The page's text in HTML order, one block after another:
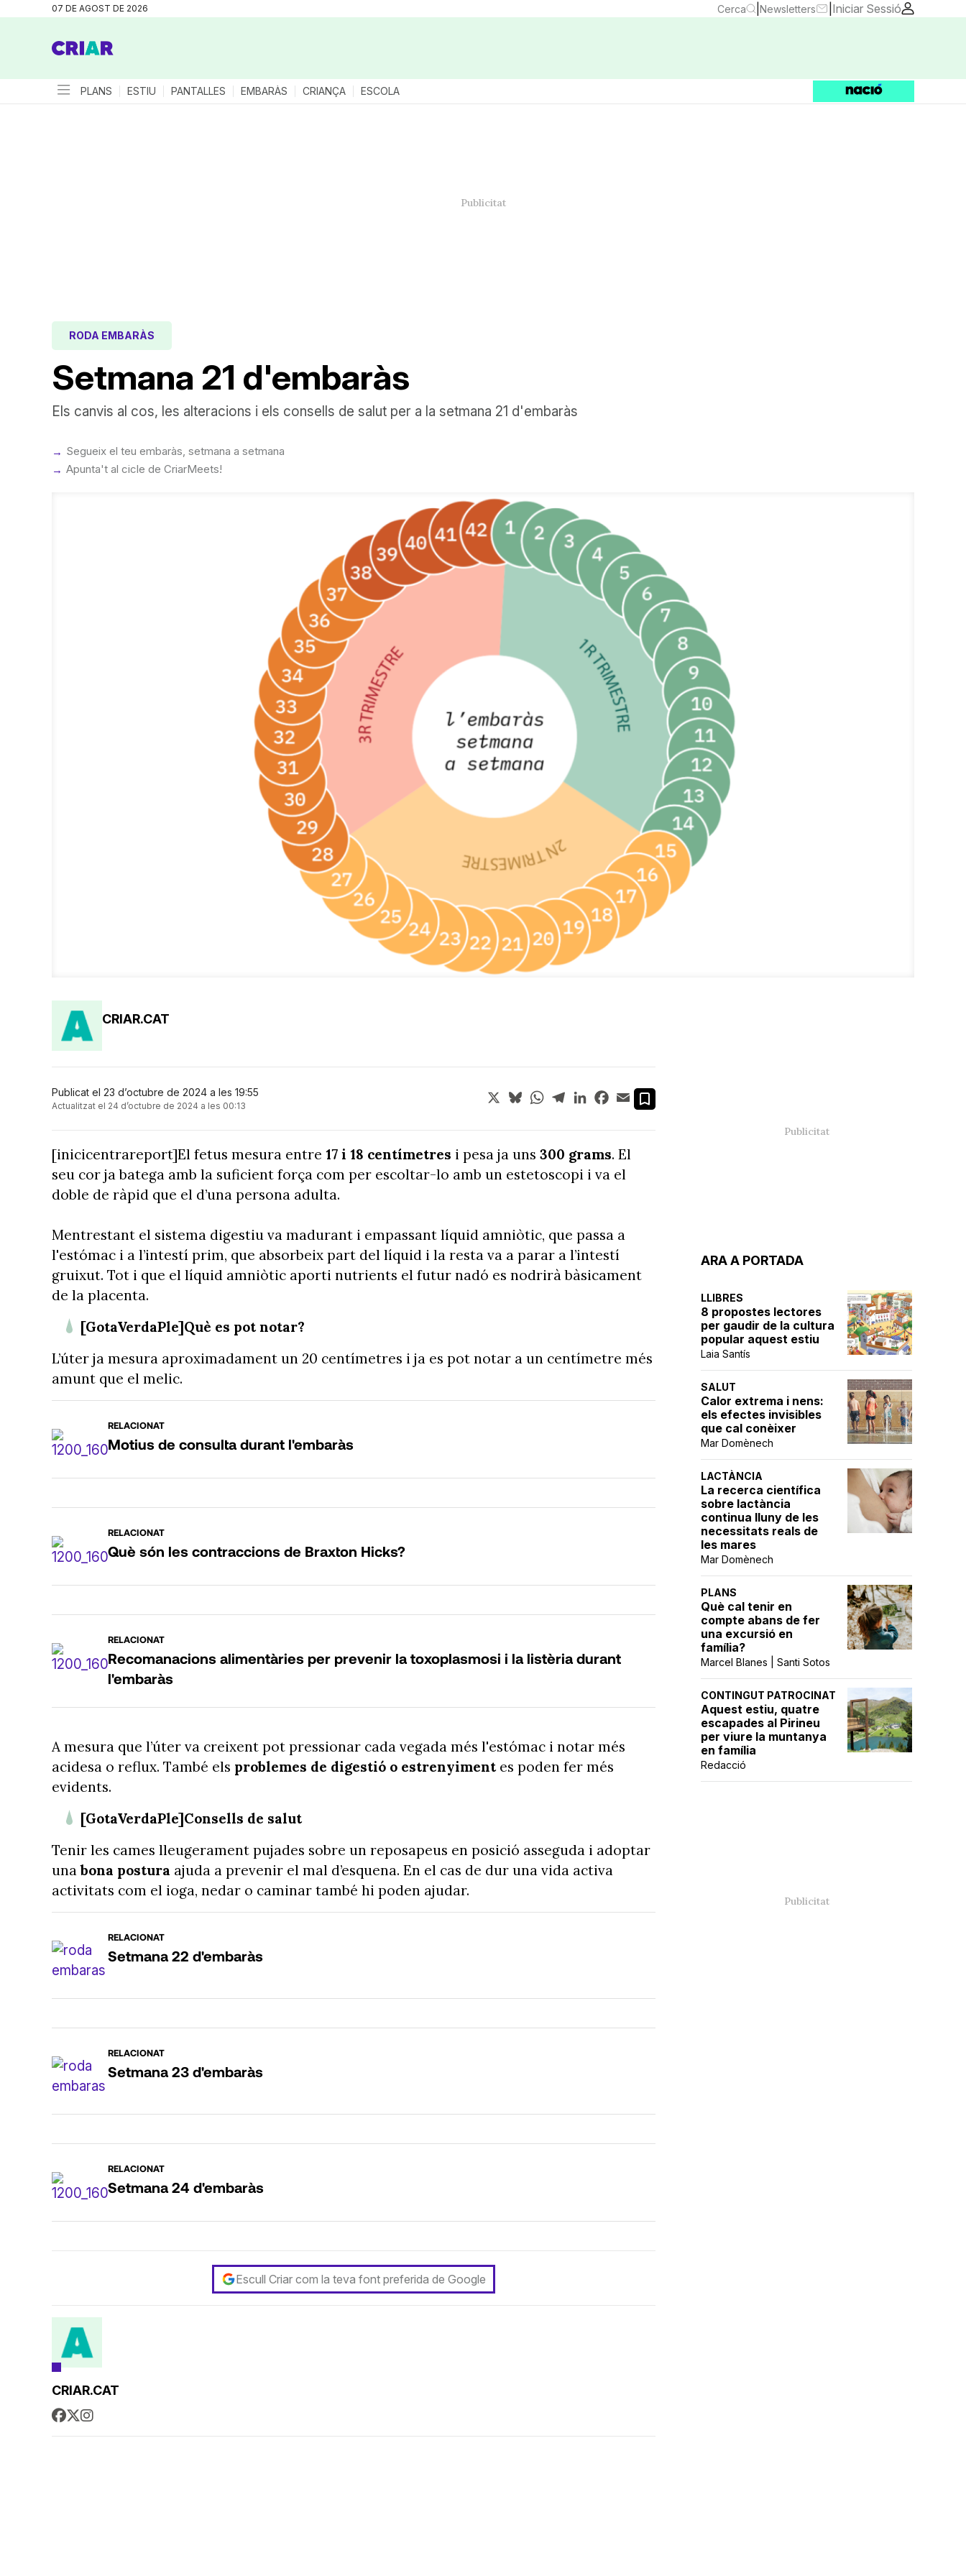
07 DE AGOST DE 2026 Cerca Newsletters Iniciar Sessió
PLANS ESTIU PANTALLES EMBARÀS CRIANÇA ESCOLA
Setmana 21 d'embaràs
RODA EMBARÀS
Els canvis al cos, les alteracions i els consells de salut per a la setmana 21 d'embaràs
Segueix el teu embaràs, setmana a setmana
Apunta't al cicle de CriarMeets!
ARA A PORTADA
LLIBRES
8 propostes lectores
per gaudir de la cultura
popular aquest estiu
Laia Santís
SALUT
Calor extrema i nens:
els efectes invisibles
que cal conèixer
Mar Domènech
LACTÀNCIA
La recerca científica
sobre lactància
continua lluny de les
necessitats reals de
les mares
Mar Domènech
PLANS
Què cal tenir en
compte abans de fer
una excursió en
família?
Marcel Blanes | Santi Sotos
CONTINGUT PATROCINAT
Aquest estiu, quatre
escapades al Pirineu
per viure la muntanya
en família
Redacció
CRIAR.CAT
Publicat el 23 d’octubre de 2024 a les 19:55
Actualitzat el 24 d’octubre de 2024 a les 00:13
X BlueskyWhatsApp
TelegramLinkedInFacebook
Email
[inicicentrareport]El fetus mesura entre 17 i 18 centímetres i pesa ja uns 300 grams. El
seu cor ja batega amb la suficient força com per escoltar-lo amb un estetoscopi i va el
doble de ràpid que el d’una persona adulta.
Mentrestant el sistema digestiu va madurant i empassant líquid amniòtic, que passa a
l'estómac i a l’intestí prim, que absorbeix part del líquid i la resta va a parar a l’intestí
gruixut. Tot i que el líquid amniòtic aporti nutrients el futur nadó es nodrirà bàsicament
de la placenta.
[GotaVerdaPle]Què es pot notar?
L’úter ja mesura aproximadament un 20 centímetres i ja es pot notar a un centímetre més
amunt que el melic.
RELACIONAT
Motius de consulta durant l'embaràs
RELACIONAT
Què són les contraccions de Braxton Hicks?
RELACIONAT
Recomanacions alimentàries per prevenir la toxoplasmosi i la listèria durant
l'embaràs
A mesura que l’úter va creixent pot pressionar cada vegada més l'estómac i notar més
acidesa o reflux. També els problemes de digestió o estrenyimentes poden fer més
evidents.
[GotaVerdaPle]Consells de salut
Tenir les cames lleugerament pujades sobre un reposapeus en posició asseguda i adoptar
unabona postura ajuda a prevenir el mal d’esquena. En el cas de dur una vida activa
activitats com el ioga, nedar o caminar també hi poden ajudar.
RELACIONAT
Setmana 22 d'embaràs
RELACIONAT
Setmana 23 d'embaràs
RELACIONAT
Setmana 24 d'embaràs
Escull Criar com la teva font preferida de Google
CRIAR.CAT